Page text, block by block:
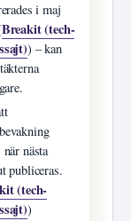
i maj
Breakit (tech-
) – kan
när nästa
publiceras.
(tech-
)